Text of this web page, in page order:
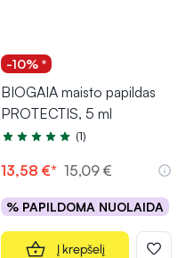
-10% *
BIOGAIA maisto papildas
PROTECTIS, 5 ml
Įvertinimas 5.0 iš 5
(1)
13,58 €* 15,09 €
% PAPILDOMA NUOLAIDA
Į krepšelį